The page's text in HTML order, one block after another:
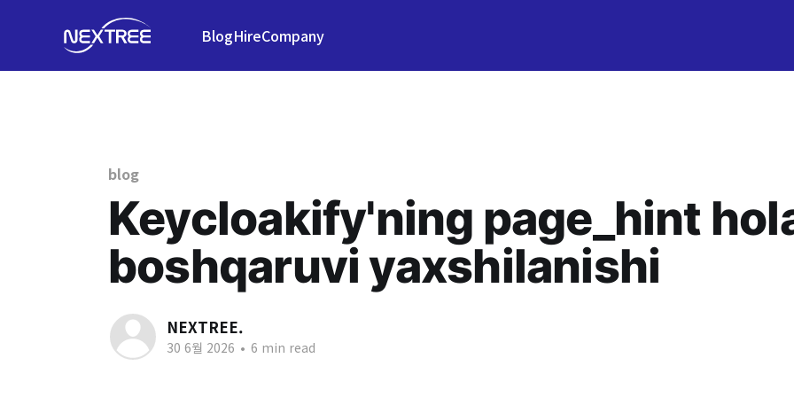
BlogHireCompany
blog
Keycloakify'ning page_hint
boshqaruvi yaxshilanishi
NEXTREE.
30 6월 2026 • 6 min read